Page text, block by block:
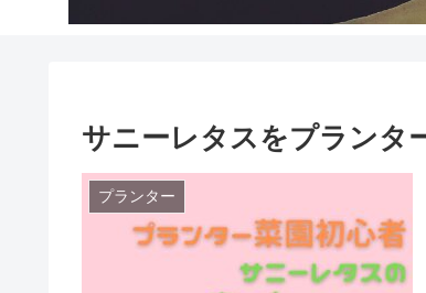
サニーレタスをプランタ
プランター